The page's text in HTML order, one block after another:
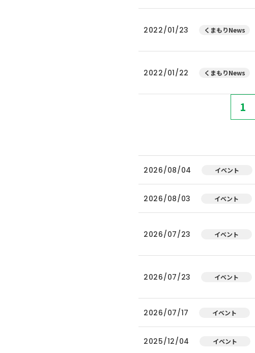
2022/01/23 くまもりNews
2022/01/22 くまもりNews
1
2026/08/04 イベント
2026/08/03 イベント
2026/07/23 イベント
2026/07/23 イベント
2026/07/17 イベント
2025/12/04 イベント